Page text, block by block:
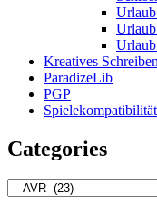
Kreatives Schreiben
ParadizeLib
PGP
Categories
Categories